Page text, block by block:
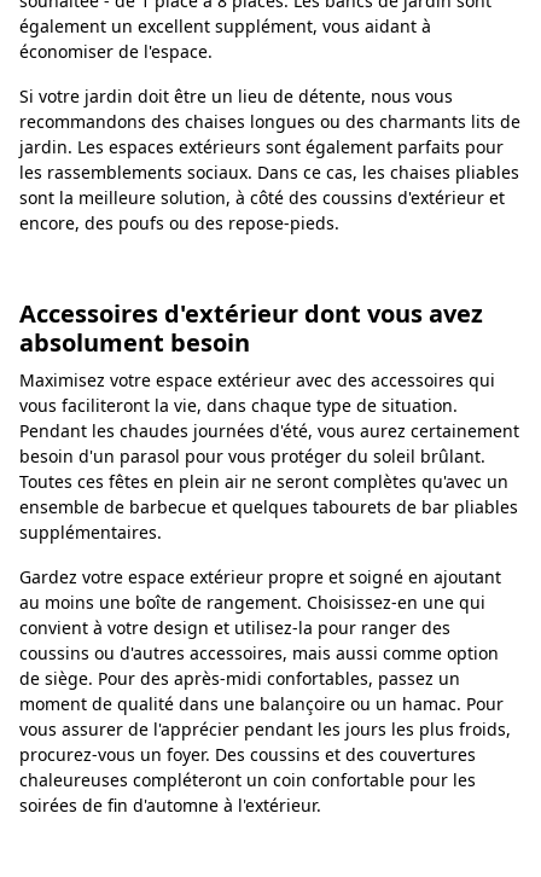
également un excellent supplément, vous aidant à
économiser de l'espace.
Si votre jardin doit être un lieu de détente, nous vous
recommandons des chaises longues ou des charmants lits de
jardin. Les espaces extérieurs sont également parfaits pour
les rassemblements sociaux. Dans ce cas, les chaises pliables
sont la meilleure solution, à côté des coussins d'extérieur et
encore, des poufs ou des repose-pieds.
Accessoires d'extérieur dont vous avez
absolument besoin
Maximisez votre espace extérieur avec des accessoires qui
vous faciliteront la vie, dans chaque type de situation.
Pendant les chaudes journées d'été, vous aurez certainement
besoin d'un parasol pour vous protéger du soleil brûlant.
Toutes ces fêtes en plein air ne seront complètes qu'avec un
ensemble de barbecue et quelques tabourets de bar pliables
supplémentaires.
Gardez votre espace extérieur propre et soigné en ajoutant
au moins une boîte de rangement. Choisissez-en une qui
convient à votre design et utilisez-la pour ranger des
coussins ou d'autres accessoires, mais aussi comme option
de siège. Pour des après-midi confortables, passez un
moment de qualité dans une balançoire ou un hamac. Pour
vous assurer de l'apprécier pendant les jours les plus froids,
procurez-vous un foyer. Des coussins et des couvertures
chaleureuses compléteront un coin confortable pour les
soirées de fin d'automne à l'extérieur.